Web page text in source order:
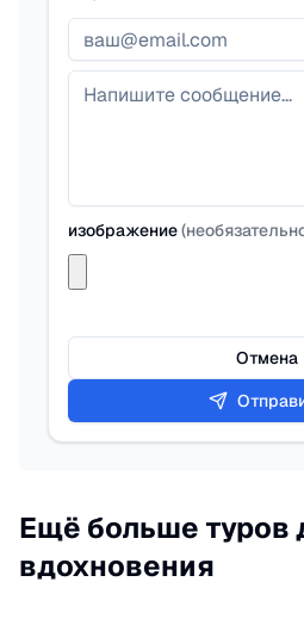
изображение(
Отмена
Ещё больше туров
вдохновения